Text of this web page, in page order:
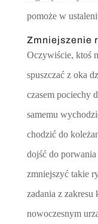
pomoże w
Zmniejszenie
Oczywiście, ktoś
spuszczać z oka
czasem pociechy
samemu
chodzić do
dojść do
zmniejszyć takie
zadania z
nowoczesnym